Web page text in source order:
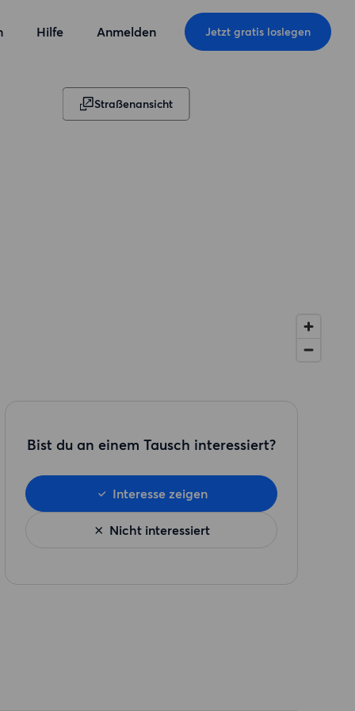
Hilfe Anmelden Jetzt gratis loslegen
Straßenansicht
Bist du an einem Tausch interessiert?
Nicht interessiert
Interesse zeigen